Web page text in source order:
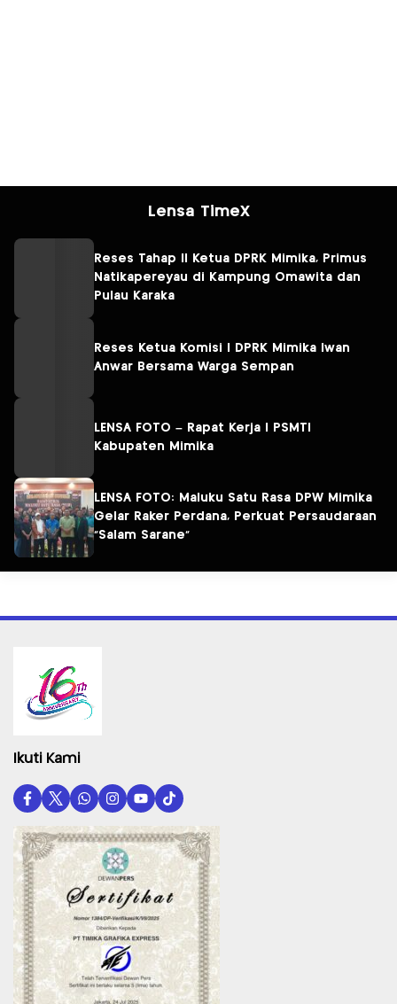
Lensa TimeX
Reses Tahap II Ketua DPRK Mimika, Primus
Natikapereyau di Kampung Omawita dan
Pulau Karaka
Reses Ketua Komisi I DPRK Mimika Iwan
Anwar Bersama Warga Sempan
LENSA FOTO – Rapat Kerja I PSMTI
Kabupaten Mimika
LENSA FOTO: Maluku Satu Rasa DPW Mimika
Gelar Raker Perdana, Perkuat Persaudaraan
“Salam Sarane”
Ikuti Kami